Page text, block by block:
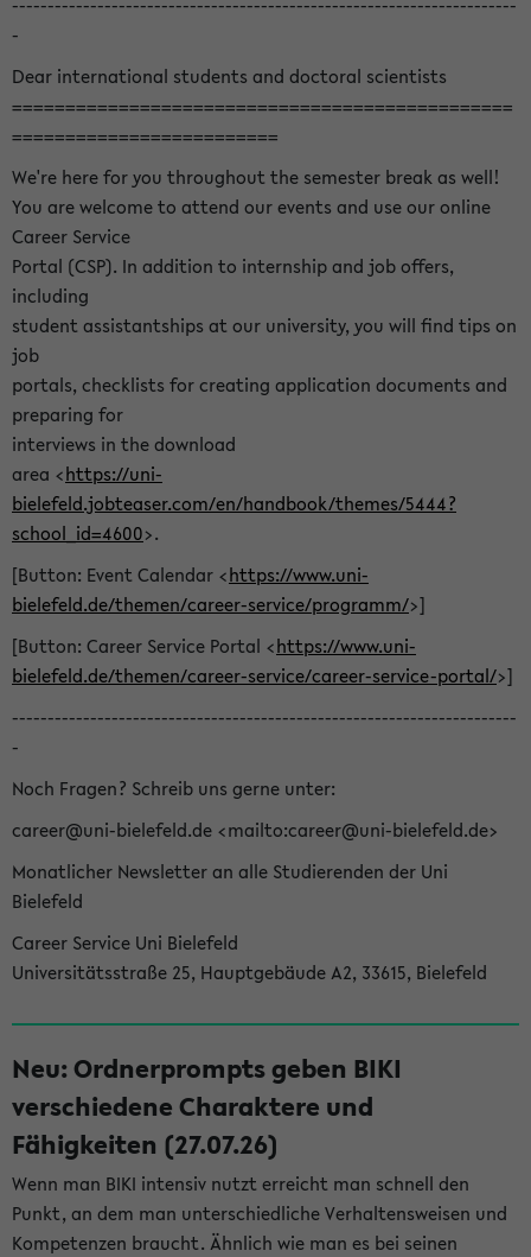
-
Dear international students and doctoral scientists
===============================================
=========================
We're here for you throughout the semester break as well!
You are welcome to attend our events and use our online
Career Service
Portal (CSP). In addition to internship and job offers,
including
student assistantships at our university, you will find tips on
job
portals, checklists for creating application documents and
preparing for
interviews in the download
area <https://uni-
bielefeld.jobteaser.com/en/handbook/themes/5444?
school_id=4600>.
[Button: Event Calendar <https://www.uni-
bielefeld.de/themen/career-service/programm/>]
[Button: Career Service Portal <https://www.uni-
bielefeld.de/themen/career-service/career-service-portal/>]
-----------------------------------------------------------------------
-
Noch Fragen? Schreib uns gerne unter:
career@uni-bielefeld.de <mailto:career@uni-bielefeld.de>
Monatlicher Newsletter an alle Studierenden der Uni
Bielefeld
Career Service Uni Bielefeld
Universitätsstraße 25, Hauptgebäude A2, 33615, Bielefeld
Neu: Ordnerprompts geben BIKI
verschiedene Charaktere und
Fähigkeiten (27.07.26)
Wenn man BIKI intensiv nutzt erreicht man schnell den
Punkt, an dem man unterschiedliche Verhaltensweisen und
Kompetenzen braucht. Ähnlich wie man es bei seinen